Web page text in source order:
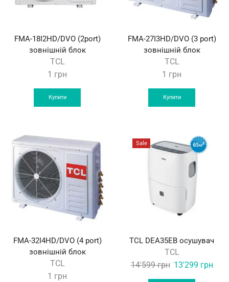
FMA-18I2HD/DVO (2port)
зовнішній блок
TCL
1 грн
Купити
FMA-27I3HD/DVO (3 port)
зовнішній блок
TCL
1 грн
Купити
FMA-32I4HD/DVO (4 port)
зовнішній блок
TCL
1 грн
Sale
TCL DEA35EB осушувач
TCL
14'599грн Original
price
13'299 грн